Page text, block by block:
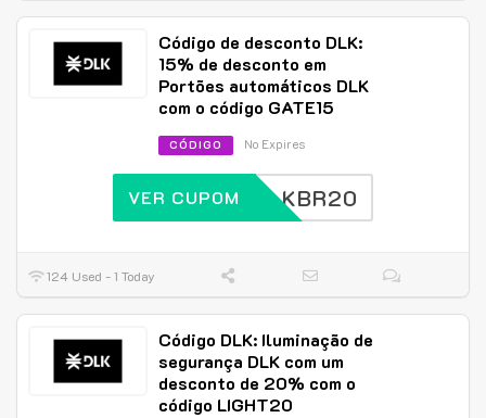
Código de desconto DLK:
15% de desconto em
Portões automáticos DLK
com o código GATE15
CÓDIGO No Expires
DLKBR20
VER CUPOM
124 Used - 1 Today
Código DLK: Iluminação de
segurança DLK com um
desconto de 20% com o
código LIGHT20